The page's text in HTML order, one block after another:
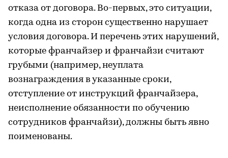
отказа от договора. Во-первых, это ситуации,
когда одна из сторон существенно нарушает
условия договора. И перечень этих нарушений,
которые франчайзер и франчайзи считают
грубыми (например, неуплата
вознаграждения в указанные сроки,
отступление от инструкций франчайзера,
неисполнение обязанности по обучению
сотрудников франчайзи), должны быть явно
поименованы.